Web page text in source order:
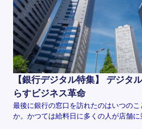
【銀行デジタル特集】 デジタ
らすビジネス革命
最後に銀行の窓口を訪れたのはいつのこ
か。かつては給料日に多くの人が店舗